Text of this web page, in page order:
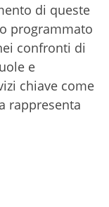
di queste
programmato
confronti di
e
chiave come
rappresenta